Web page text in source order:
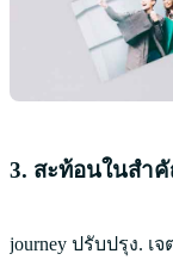
3. สะท้อนในสำ
journey ปรับปรุง. เ